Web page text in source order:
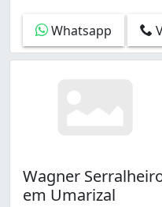
Whatsapp
Wagner
em Umarizal